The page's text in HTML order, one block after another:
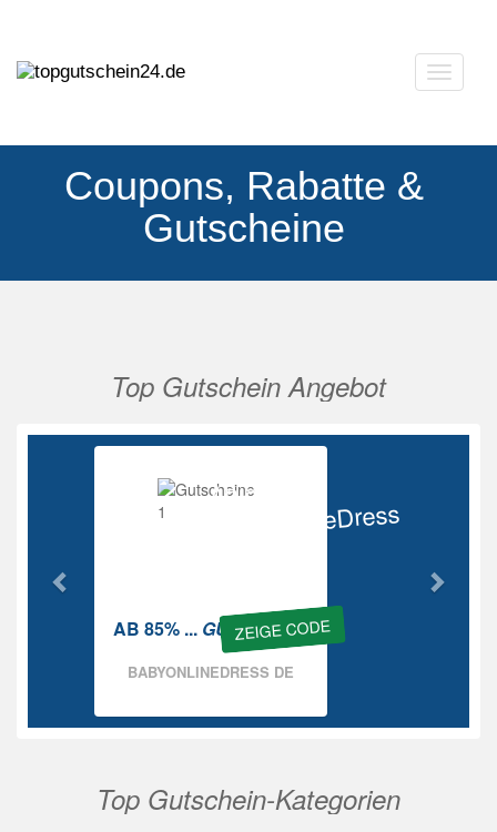
Coupons, Rabatte &
Gutscheine
Top Gutschein Angebot
Ab 85%
BabyOnlineDress
ZEIGE CODE
AB 85% ... GUTSCHEIN
BABYONLINEDRESS DE
Vorherige
Top Gutschein-Kategorien